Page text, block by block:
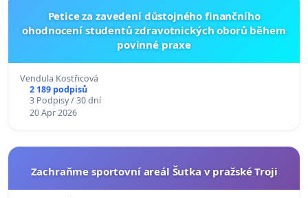
Petice za zavedení důstojného finančního
ohodnocení studentů zdravotnických oborů během
povinné praxe
Vendula Kostřicová
2 189 podpisů
3 Podpisy / 30 dní
20 Apr 2026
Zachraňme sportovní areál Šutka v pražské Troji